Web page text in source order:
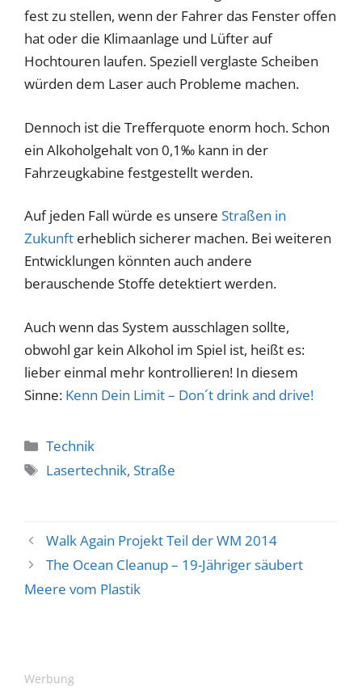
fest zu stellen, wenn der Fahrer das Fenster offen
hat oder die Klimaanlage und Lüfter auf
Hochtouren laufen. Speziell verglaste Scheiben
würden dem Laser auch Probleme machen.
Dennoch ist die Trefferquote enorm hoch. Schon
ein Alkoholgehalt von 0,1‰ kann in der
Fahrzeugkabine festgestellt werden.
Auf jeden Fall würde es unsere Straßen in
Zukunft erheblich sicherer machen. Bei weiteren
Entwicklungen könnten auch andere
berauschende Stoffe detektiert werden.
Auch wenn das System ausschlagen sollte,
obwohl gar kein Alkohol im Spiel ist, heißt es:
lieber einmal mehr kontrollieren! In diesem
Sinne: Kenn Dein Limit – Don´t drink and drive!
Kategorien
Technik
Schlagwörter
Lasertechnik,Straße
Walk Again Projekt Teil der WM 2014
The Ocean Cleanup – 19-Jähriger säubert
Meere vom Plastik
Werbung